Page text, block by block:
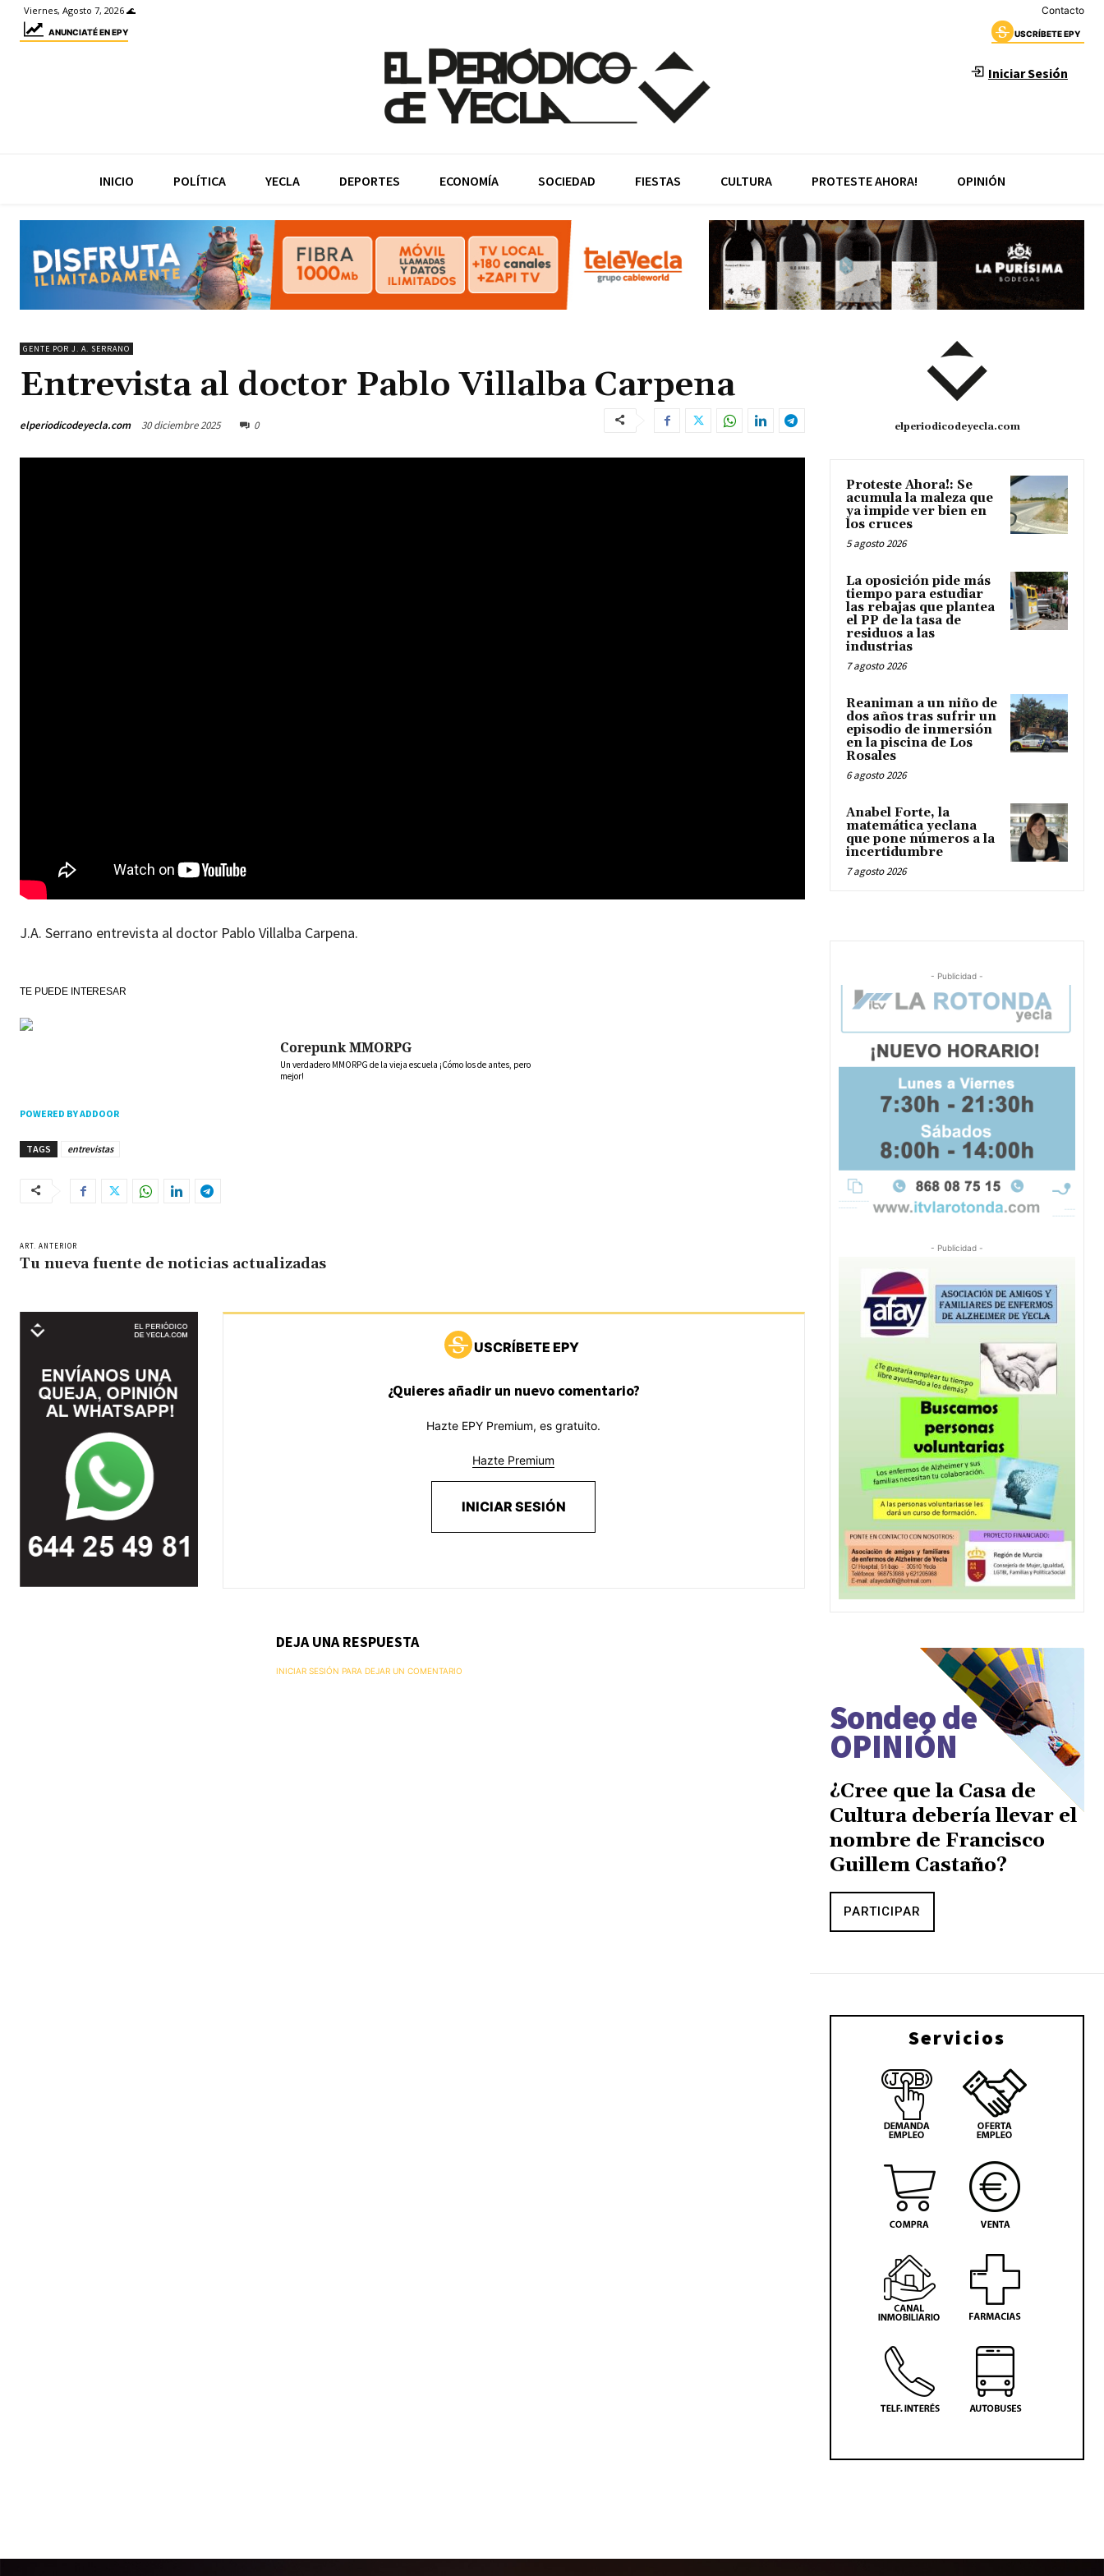
Viernes, Agosto 7, 2026 🌊 Contacto
ANUNCIATÉ EN EPY USCRÍBETE EPY
Iniciar Sesión
INICIO POLÍTICA YECLA DEPORTES ECONOMÍA SOCIEDAD FIESTAS CULTURA PROTESTE AHORA! OPINIÓN
GENTE POR J. A. SERRANO
Entrevista al doctor Pablo Villalba Carpena
elperiodicodeyecla.com 30 diciembre 2025 0
J.A. Serrano entrevista al doctor Pablo Villalba Carpena.
TE PUEDE INTERESAR
Corepunk MMORPG
Un verdadero MMORPG de la vieja escuela ¡Cómo los de antes, pero
mejor!
POWERED BY ADDOOR
TAGS entrevistas
ART. ANTERIOR
Tu nueva fuente de noticias actualizadas
USCRÍBETE EPY
¿Quieres añadir un nuevo comentario?
Hazte EPY Premium, es gratuito.
Hazte Premium
INICIAR SESIÓN
DEJA UNA RESPUESTA
INICIAR SESIÓN PARA DEJAR UN COMENTARIO
elperiodicodeyecla.com
Proteste Ahora!: Se
acumula la maleza que
ya impide ver bien en
los cruces
5 agosto 2026
La oposición pide más
tiempo para estudiar
las rebajas que plantea
el PP de la tasa de
residuos a las
industrias
7 agosto 2026
Reaniman a un niño de
dos años tras sufrir un
episodio de inmersión
en la piscina de Los
Rosales
6 agosto 2026
Anabel Forte, la
matemática yeclana
que pone números a la
incertidumbre
7 agosto 2026
- Publicidad -
- Publicidad -
Sondeo de
OPINIÓN
¿Cree que la Casa de
Cultura debería llevar el
nombre de Francisco
Guillem Castaño?
PARTICIPAR
Servicios